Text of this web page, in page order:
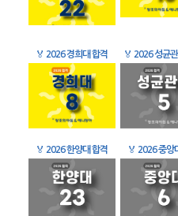
🏅 2026 경희대 합격 🏅 2026 성균
🏅 2026 한양대 합격 🏅 2026 중앙